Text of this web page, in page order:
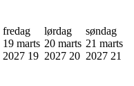
fredag
19 marts
2027 19
lørdag
20 marts
2027 20
søndag
21 marts
2027 21